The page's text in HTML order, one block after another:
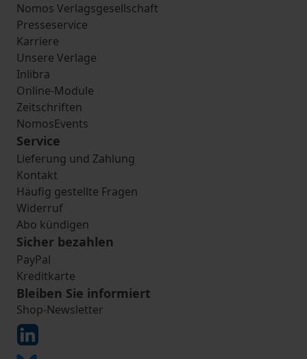
Nomos Verlagsgesellschaft
Presseservice
Karriere
Unsere Verlage
Inlibra
Online-Module
Zeitschriften
NomosEvents
Service
Lieferung und Zahlung
Kontakt
Häufig gestellte Fragen
Widerruf
Abo kündigen
Sicher bezahlen
PayPal
Kreditkarte
Bleiben Sie informiert
Shop-Newsletter